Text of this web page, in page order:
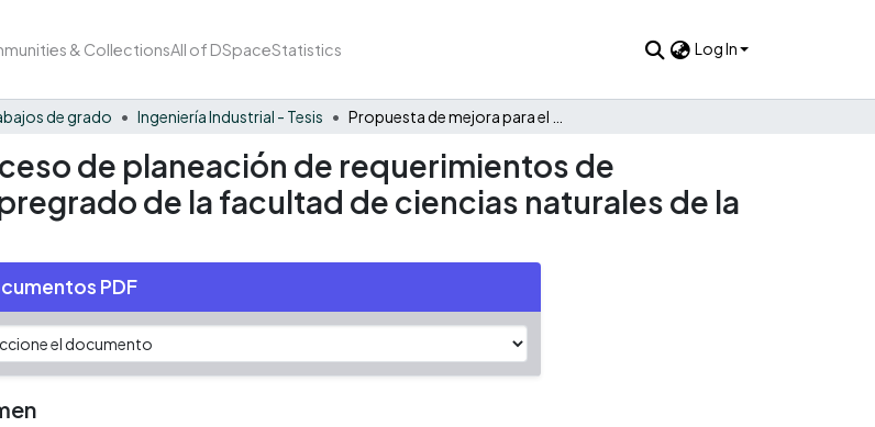
& CollectionsAll of DSpaceStatistics Log In
de grado Ingeniería Industrial - Tesis
de planeación de requerimientos de
de la facultad de ciencias naturales de la
PDF